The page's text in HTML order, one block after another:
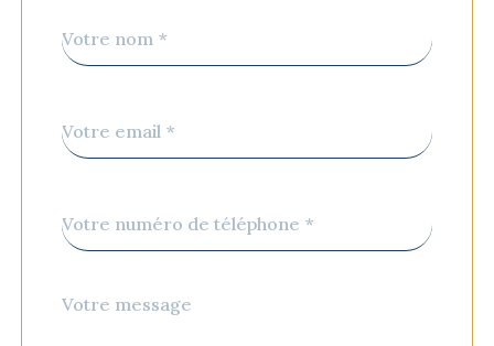
Fieldset
*
*
*
Fieldset
Message